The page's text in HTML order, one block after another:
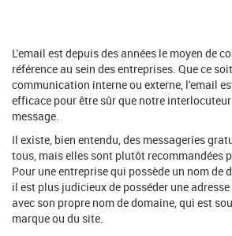
L'email est depuis des années le moyen de
référence au sein des entreprises. Que ce
communication interne ou externe, l'email
efficace pour être sûr que notre
message.
Il existe, bien entendu, des messageries
tous, mais elles sont plutôt recommandées
Pour une entreprise qui possède un nom de
il est plus judicieux de posséder une
avec son propre nom de domaine, qui est
marque ou du site.